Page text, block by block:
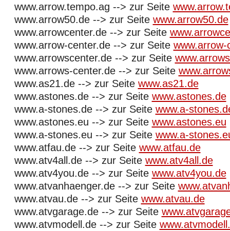
www.arrow.tempo.ag --> zur Seite
www.arrow50.de --> zur Seite www.arrow50.de
www.arrowcenter.de --> zur Seite
www.arrow-center.de --> zur Seite www.arrow-
www.arrowscenter.de --> zur Seite
www.arrows-center.de --> zur Seite
www.as21.de --> zur Seite www.as21.de
www.astones.de --> zur Seite www.astones.de
www.a-stones.de --> zur Seite www.a-
www.astones.eu --> zur Seite www.astones.eu
www.a-stones.eu --> zur Seite www.a-
www.atfau.de --> zur Seite www.atfau.de
www.atv4all.de --> zur Seite www.atv4all.de
www.atv4you.de --> zur Seite www.atv4you.de
www.atvanhaenger.de --> zur Seite
www.atvau.de --> zur Seite www.atvau.de
www.atvgarage.de --> zur Seite
www.atvmodell.de --> zur Seite